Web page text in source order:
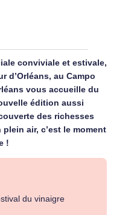
conviviale et estivale,
d’Orléans, au Campo
vous accueille du
édition aussi
des richesses
air, c’est le moment
!
du vinaigre